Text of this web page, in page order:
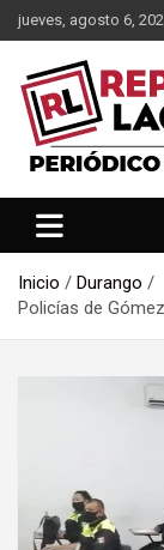
Saltar
al
contenido
jueves, agosto 6,
Reporte
Inicio
Durango
Policías de